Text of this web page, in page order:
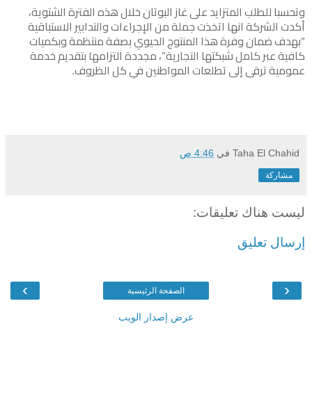
وتحسبا للطلب المتزايد على غاز البوتان خلال هذه الفترة الشتوية،
أكدت الشركة انها اتخذت جملة من الإجراءات والتدابير الاستباقية
“بهدف ضمان وفرة هذا المنتوج الحيوي بصفة منتظمة وبكميات
كافية عبر كامل شبكتها التجارية”، مجددة التزامها بتقديم خدمة
عمومية ترقى إلى تطلعات المواطنين في كل الظروف.
Taha El Chahid في 4:46 ص
مشاركة
ليست هناك تعليقات:
إرسال تعليق
‹
› الصفحة الرئيسية
عرض إصدار الويب